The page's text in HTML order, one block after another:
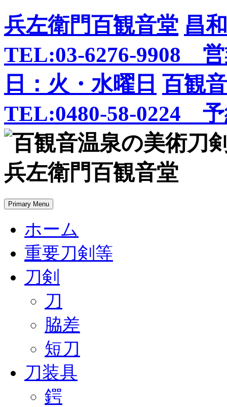
Skip
to
content
兵左衛門百観音堂 昌
TEL:03-6276-9908
日：火・水曜日 百観
TEL:0480-58-0224
Primary Menu
ホーム
重要刀剣等
刀剣
刀
脇差
短刀
刀装具
鍔